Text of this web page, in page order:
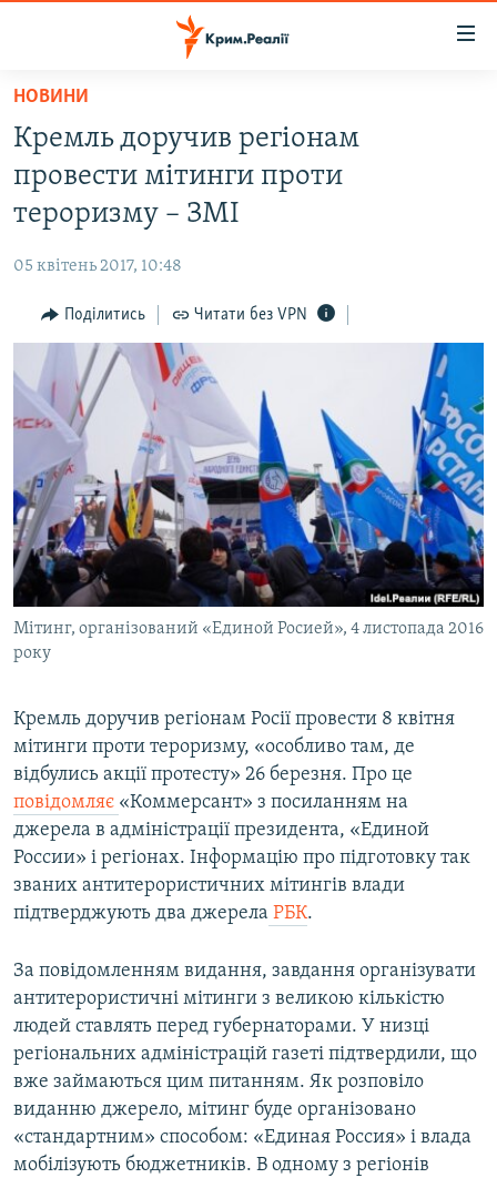
Перейти
основного
матеріалу
Перейти
до
основної
Перейти
до
пошуку
ВОДА.КРИМ
ВІДЕО ТА ФОТО
БЛОГИ
ПОГЛЯД
ІНТЕРВ'Ю
ВСЕ ЗА ДЕНЬ
СПЕЦПРОЕКТИ
ДЕПОРТАЦІЯ
ВІДЕОУРОКИ «ELIFBE»
СВІДЧЕННЯ ОКУПАЦІЇ
УКРАЇНСЬКА ПРОБЛЕМА КРИМУ
ІНФОГРАФІКА
ЯК ОБІЙТИ БЛОКУВАННЯ
Русский
Qırımtatar
ДОЛУЧАЙСЯ!
Усі сайти RFE/RL
НОВИНИ
Кремль доручив регіонам
провести мітинги проти
тероризму – ЗМІ
05 квітень 2017, 10:48
Поділитись Читати без VPN
Мітинг, організований «Единой Росией», 4 листопада 2016
року
Кремль доручив регіонам Росії провести 8 квітня
мітинги проти тероризму, «особливо там, де
відбулись акції протесту» 26 березня. Про це
повідомляє «Коммерсант» з посиланням на
джерела в адміністрації президента, «Единой
России» і регіонах. Інформацію про підготовку так
званих антитерористичних мітингів влади
підтверджують два джерела РБК.
За повідомленням видання, завдання організувати
антитерористичні мітинги з великою кількістю
людей ставлять перед губернаторами. У низці
регіональних адміністрацій газеті підтвердили, що
вже займаються цим питанням. Як розповіло
виданню джерело, мітинг буде організовано
«стандартним» способом: «Единая Россия» і влада
мобілізують бюджетників. В одному з регіонів